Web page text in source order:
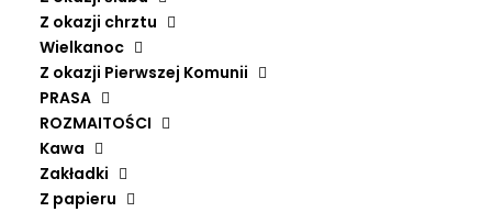
Z okazji chrztu
Wielkanoc
Z okazji Pierwszej Komunii
PRASA
ROZMAITOŚCI
Kawa
Zakładki
Z papieru